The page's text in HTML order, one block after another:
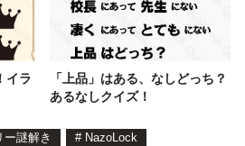
イラ
「上品」はある、なしどっち？
あるなしクイズ！
ー謎解き # NazoLock